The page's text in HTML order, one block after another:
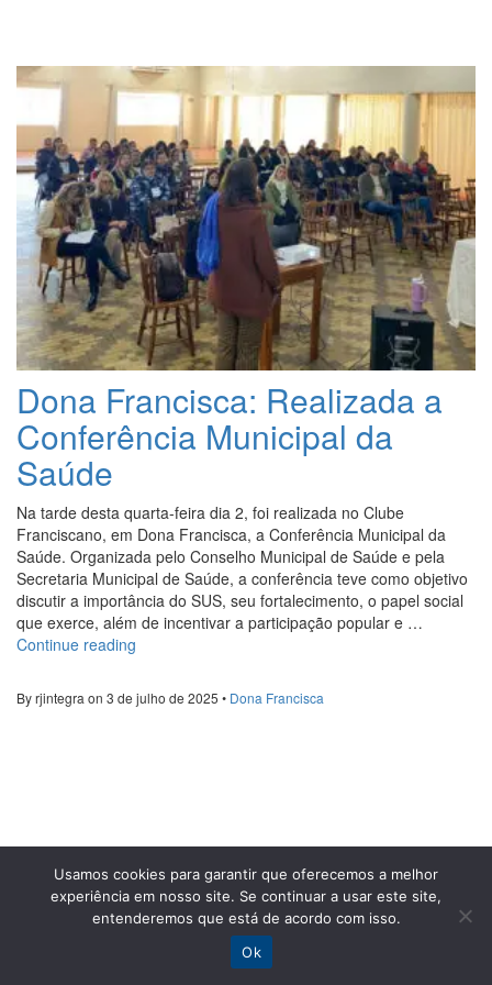
Dona Francisca: Realizada a
Conferência Municipal da
Saúde
Na tarde desta quarta-feira dia 2, foi realizada no Clube
Franciscano, em Dona Francisca, a Conferência Municipal da
Saúde. Organizada pelo Conselho Municipal de Saúde e pela
Secretaria Municipal de Saúde, a conferência teve como objetivo
discutir a importância do SUS, seu fortalecimento, o papel social
que exerce, além de incentivar a participação popular e …
Continue reading
a
By rjintegra on 3 de julho de 2025 • Dona Francisca
Usamos cookies para garantir que oferecemos a melhor
experiência em nosso site. Se continuar a usar este site,
entenderemos que está de acordo com isso.
Ok